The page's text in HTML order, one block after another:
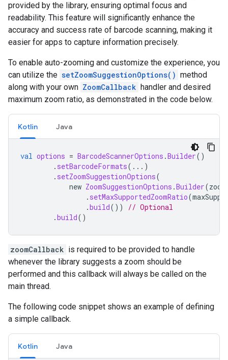
provided by the library, ensuring optimal focus and
readability. This feature will significantly enhance the
accuracy and success rate of barcode scanning, making it
easier for apps to capture information precisely.
To enable auto-zooming and customize the experience, you
can utilize the setZoomSuggestionOptions() method
along with your own ZoomCallback handler and desired
maximum zoom ratio, as demonstrated in the code below.
Kotlin Java
val options = BarcodeScannerOptions .Builder()
. setBarcodeFormats(...)
. setZoomSuggestionOptions(
new ZoomSuggestionOptions .Builder(
. setMaxSupportedZoomRatio(
.build())
// Optional
.build()
zoomCallback is required to be provided to handle
whenever the library suggests a zoom should be
performed and this callback will always be called on the
main thread.
The following code snippet shows an example of defining
a simple callback.
Kotlin Java